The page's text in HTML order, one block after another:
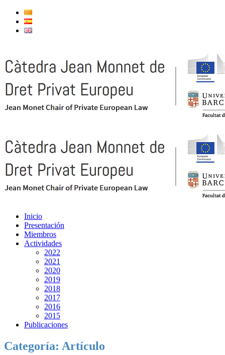
Inicio
Presentación
Miembros
Actividades
2022
2021
2020
2019
2018
2017
2016
2015
Publicaciones
Categoría: Artículo